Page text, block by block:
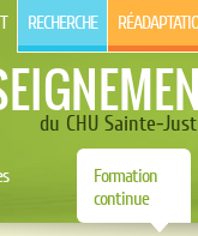
RECHERCHE
du CHU Sainte-
Formation
continue